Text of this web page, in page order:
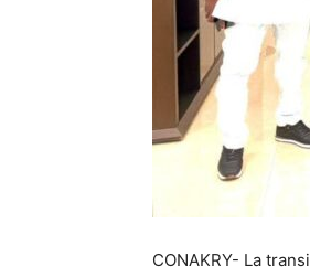
CONAKRY- La